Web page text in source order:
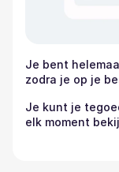
Je bent
zodra je op je
Je kunt je
elk moment